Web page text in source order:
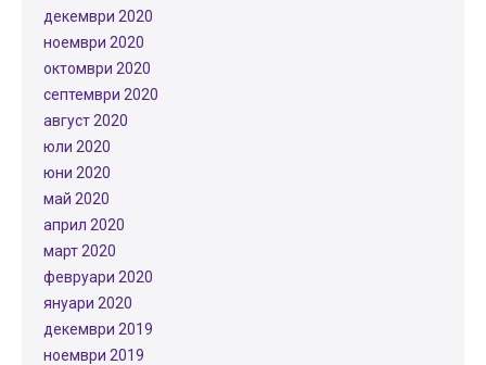
декември 2020
ноември 2020
октомври 2020
септември 2020
август 2020
юли 2020
юни 2020
май 2020
април 2020
март 2020
февруари 2020
януари 2020
декември 2019
ноември 2019